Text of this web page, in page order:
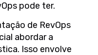
pode ter.
de RevOps
abordar a
Isso envolve